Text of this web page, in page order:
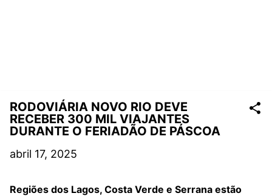
RODOVIÁRIA NOVO RIO DEVE
RECEBER 300 MIL VIAJANTES
DURANTE O FERIADÃO DE PÁSCOA
abril 17, 2025
Regiões dos Lagos, Costa Verde e Serrana estão